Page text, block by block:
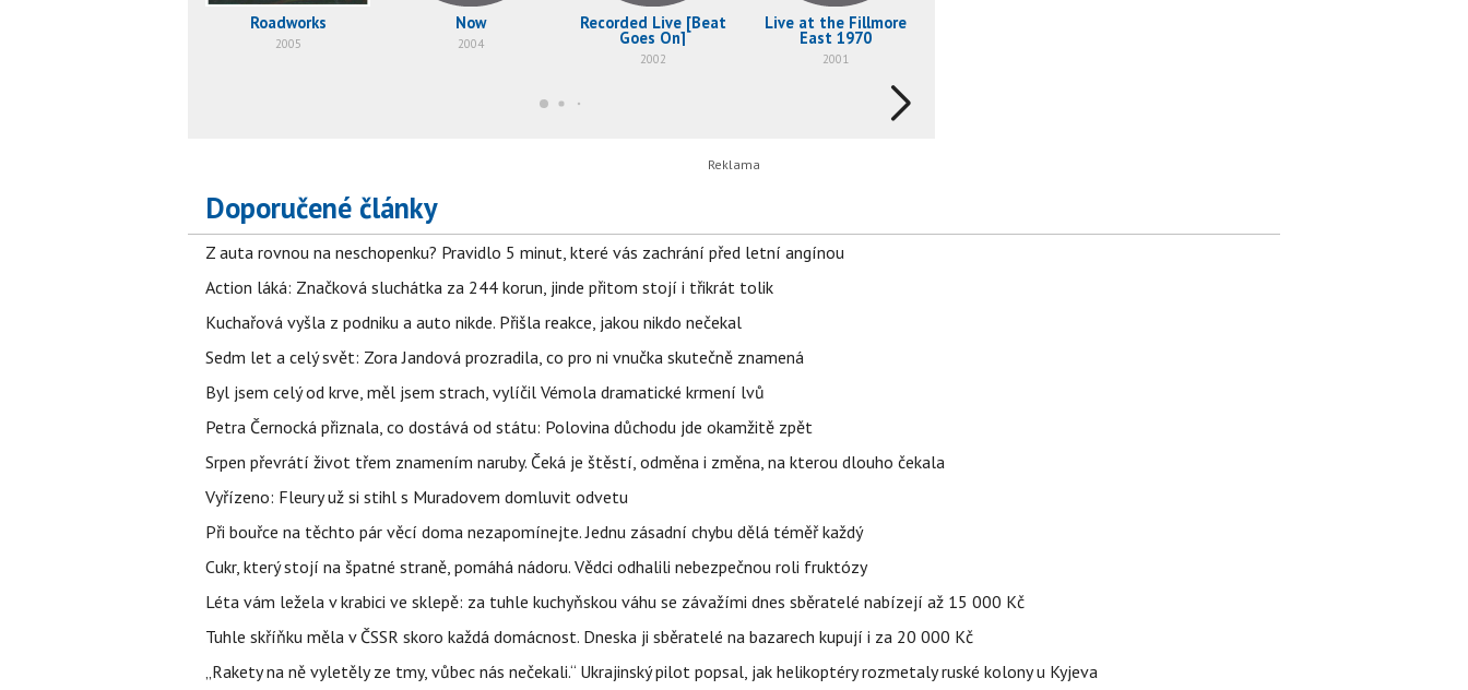
Roadworks
2005
Now
2004
Recorded Live [Beat
Goes On]
2002
Live at the Fillmore
East 1970
2001
Doporučené články
Z auta rovnou na neschopenku? Pravidlo 5 minut, které vás zachrání před letní angínou
Action láká: Značková sluchátka za 244 korun, jinde přitom stojí i třikrát tolik
Kuchařová vyšla z podniku a auto nikde. Přišla reakce, jakou nikdo nečekal
Sedm let a celý svět: Zora Jandová prozradila, co pro ni vnučka skutečně znamená
Byl jsem celý od krve, měl jsem strach, vylíčil Vémola dramatické krmení lvů
Petra Černocká přiznala, co dostává od státu: Polovina důchodu jde okamžitě zpět
Srpen převrátí život třem znamením naruby. Čeká je štěstí, odměna i změna, na kterou dlouho čekala
Vyřízeno: Fleury už si stihl s Muradovem domluvit odvetu
Při bouřce na těchto pár věcí doma nezapomínejte. Jednu zásadní chybu dělá téměř každý
Cukr, který stojí na špatné straně, pomáhá nádoru. Vědci odhalili nebezpečnou roli fruktózy
Léta vám ležela v krabici ve sklepě: za tuhle kuchyňskou váhu se závažími dnes sběratelé nabízejí až 15 000 Kč
Tuhle skříňku měla v ČSSR skoro každá domácnost. Dneska ji sběratelé na bazarech kupují i za 20 000 Kč
„Rakety na ně vyletěly ze tmy, vůbec nás nečekali.“ Ukrajinský pilot popsal, jak helikoptéry rozmetaly ruské kolony u Kyjeva